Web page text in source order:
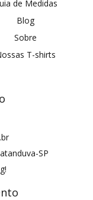
de Medidas
Blog
Sobre
T-shirts
SP